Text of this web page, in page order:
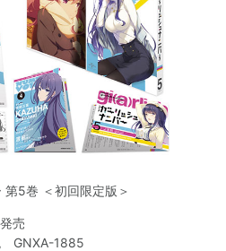
5巻 ＜初回限定版＞
売
GNXA-1885